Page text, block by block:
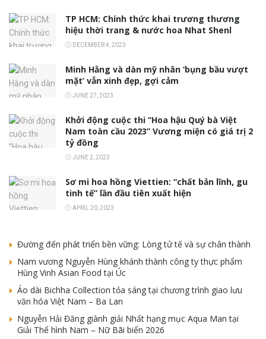
TP HCM: Chính thức khai trương thương
hiệu thời trang & nước hoa Nhat Shenl
DECEMBER 4, 2023
Minh Hằng và dàn mỹ nhân ‘bụng bầu vượt
mặt’ vẫn xinh đẹp, gợi cảm
JUNE 27, 2023
Khởi động cuộc thi “Hoa hậu Quý bà Việt
Nam toàn cầu 2023” Vương miện có giá trị 2
tỷ đồng
JUNE 2, 2023
Sơ mi hoa hồng Viettien: “chất bản lĩnh, gu
tinh tế” lần đầu tiên xuất hiện
APRIL 20, 2023
Đường đến phát triển bền vững: Lòng tử tế và sự chân thành
Nam vương Nguyễn Hùng khánh thành công ty thực phẩm
Hùng Vinh Asian Food tại Úc
Áo dài Bichha Collection tỏa sáng tại chương trình giao lưu
văn hóa Việt Nam – Ba Lan
Nguyễn Hải Đăng giành giải Nhất hạng mục Aqua Man tại
Giải Thể hình Nam – Nữ Bãi biển 2026